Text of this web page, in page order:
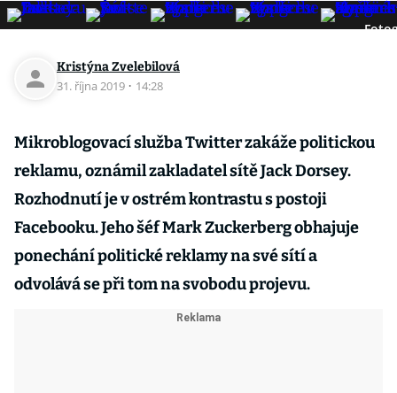
Kristýna Zvelebilová
31. října 2019 · 14:28
Mikroblogovací služba Twitter zakáže politickou
reklamu, oznámil zakladatel sítě Jack Dorsey.
Rozhodnutí je v ostrém kontrastu s postoji
Facebooku. Jeho šéf Mark Zuckerberg obhajuje
ponechání politické reklamy na své sítí a
odvolává se při tom na svobodu projevu.